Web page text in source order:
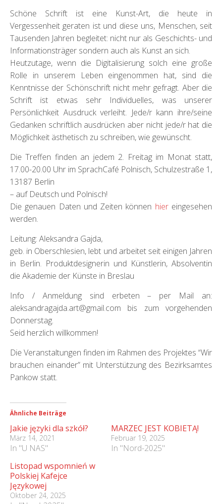
Schöne Schrift ist eine Kunst-Art, die heute in
Vergessenheit geraten ist und diese uns, Menschen, seit
Tausenden Jahren begleitet: nicht nur als Geschichts- und
Informationsträger sondern auch als Kunst an sich.
Heutzutage, wenn die Digitalisierung solch eine große
Rolle in unserem Leben eingenommen hat, sind die
Kenntnisse der Schönschrift nicht mehr gefragt. Aber die
Schrift ist etwas sehr Individuelles, was unserer
Persönlichkeit Ausdruck verleiht. Jede/r kann ihre/seine
Gedanken schriftlich ausdrücken aber nicht jede/r hat die
Möglichkeit ästhetisch zu schreiben, wie gewünscht.
Die Treffen finden an jedem 2. Freitag im Monat statt,
17.00-20.00 Uhr im SprachCafé Polnisch, Schulzestraße 1,
13187 Berlin
– auf Deutsch und Polnisch!
Die genauen Daten und Zeiten können hiereingesehen
werden.
Leitung: Aleksandra Gajda,
geb. in Oberschlesien, lebt und arbeitet seit einigen Jahren
in Berlin. Produktdesignerin und Künstlerin, Absolventin
die Akademie der Künste in Breslau
Info / Anmeldung sind erbeten – per Mail an:
aleksandragajda.art@gmail.com bis zum vorgehenden
Donnerstag.
Seid herzlich willkommen!
Die Veranstaltungen finden im Rahmen des Projektes “Wir
brauchen einander” mit Unterstützung des Bezirksamtes
Pankow statt.
Ähnliche Beiträge
Jakie języki dla szkół?
März 14, 2021
In "U NAS"
MARZEC JEST KOBIETĄ!
Februar 19, 2025
In "Nord-2025"
Listopad wspomnień w
Polskiej Kafejce
Językowej
Oktober 24, 2025